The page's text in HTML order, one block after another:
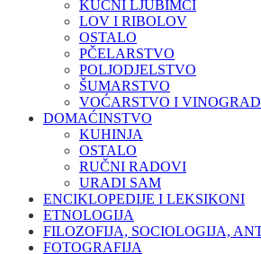
KUĆNI LJUBIMCI
LOV I RIBOLOV
OSTALO
PČELARSTVO
POLJODJELSTVO
ŠUMARSTVO
VOĆARSTVO I
DOMAĆINSTVO
KUHINJA
OSTALO
RUČNI RADOVI
URADI SAM
ENCIKLOPEDIJE I LEKSIKONI
ETNOLOGIJA
FILOZOFIJA, SOCIOLOGIJA,
FOTOGRAFIJA